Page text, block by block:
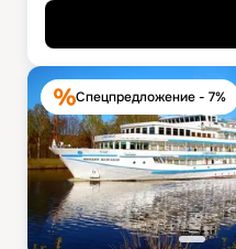
Спецпредложение - 7%